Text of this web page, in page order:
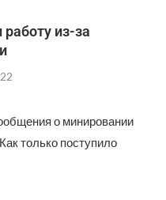
из-за
о минировании
только поступило